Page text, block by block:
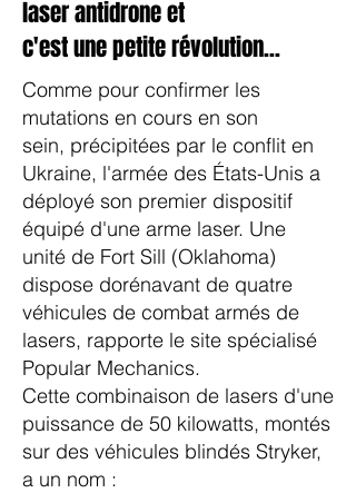
laser antidrone et
c'est une petite révolution...
Comme pour confirmer les
mutations en cours en son
sein, précipitées par le conflit en
Ukraine, l'armée des États-Unis a
déployé son premier dispositif
équipé d'une arme laser. Une
unité de Fort Sill (Oklahoma)
dispose dorénavant de quatre
véhicules de combat armés de
lasers, rapporte le site spécialisé
Popular Mechanics.
Cette combinaison de lasers d'une
puissance de 50 kilowatts, montés
sur des véhicules blindés Stryker,
a un nom :